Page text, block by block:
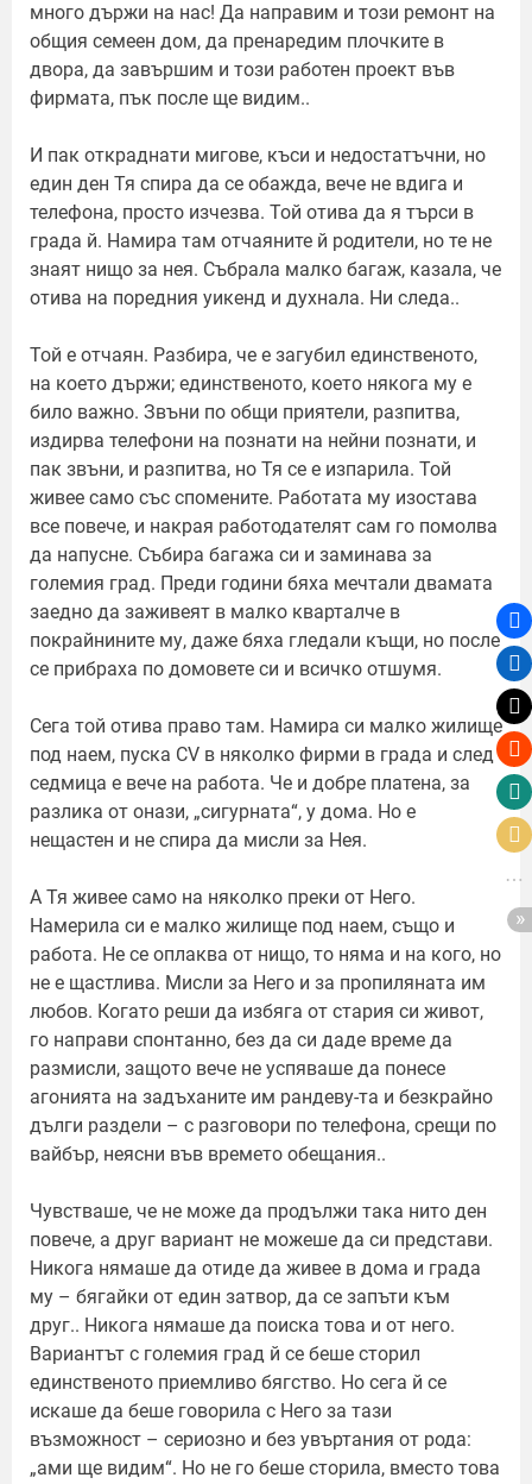
много държи на нас! Да направим и този ремонт на
общия семеен дом, да пренаредим плочките в
двора, да завършим и този работен проект във
фирмата, пък после ще видим..
И пак откраднати мигове, къси и недостатъчни, но
един ден Тя спира да се обажда, вече не вдига и
телефона, просто изчезва. Той отива да я търси в
града й. Намира там отчаяните й родители, но те не
знаят нищо за нея. Събрала малко багаж, казала, че
отива на поредния уикенд и духнала. Ни следа..
Той е отчаян. Разбира, че е загубил единственото,
на което държи; единственото, което някога му е
било важно. Звъни по общи приятели, разпитва,
издирва телефони на познати на нейни познати, и
пак звъни, и разпитва, но Тя се е изпарила. Той
живее само със спомените. Работата му изостава
все повече, и накрая работодателят сам го помолва
да напусне. Събира багажа си и заминава за
големия град. Преди години бяха мечтали двамата
заедно да заживеят в малко кварталче в
покрайнините му, даже бяха гледали къщи, но после
се прибраха по домовете си и всичко отшумя.
Сега той отива право там. Намира си малко жилище
под наем, пуска CV в няколко фирми в града и след
седмица е вече на работа. Че и добре платена, за
разлика от онази, „сигурната“, у дома. Но е
нещастен и не спира да мисли за Нея.
А Тя живее само на няколко преки от Него.
Намерила си е малко жилище под наем, също и
работа. Не се оплаква от нищо, то няма и на кого, но
не е щастлива. Мисли за Него и за пропиляната им
любов. Когато реши да избяга от стария си живот,
го направи спонтанно, без да си даде време да
размисли, защото вече не успяваше да понесе
агонията на задъханите им рандеву-та и безкрайно
дълги раздели – с разговори по телефона, срещи по
вайбър, неясни във времето обещания..
Чувстваше, че не може да продължи така нито ден
повече, а друг вариант не можеше да си представи.
Никога нямаше да отиде да живее в дома и града
му – бягайки от един затвор, да се запъти към
друг.. Никога нямаше да поиска това и от него.
Вариантът с големия град й се беше сторил
единственото приемливо бягство. Но сега й се
искаше да беше говорила с Него за тази
възможност – сериозно и без увъртания от рода:
„ами ще видим“. Но не го беше сторила, вместо това